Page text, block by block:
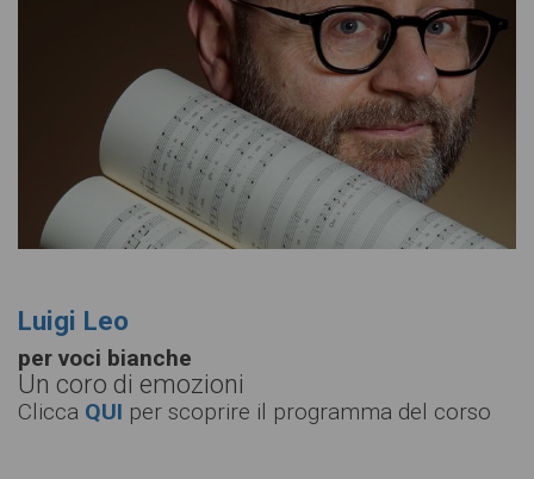
Luigi Leo
per voci bianche
Un coro di emozioni
Clicca QUI per scoprire il programma del corso